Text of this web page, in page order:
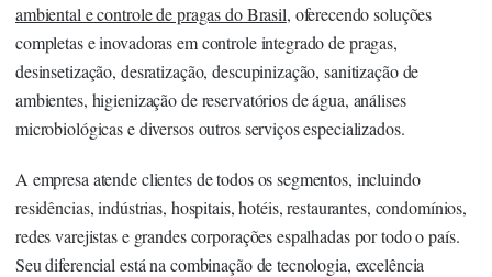
ambiental e controle de pragas do Brasil, oferecendo soluções
completas e inovadoras em controle integrado de pragas,
desinsetização, desratização, descupinização, sanitização de
ambientes, higienização de reservatórios de água, análises
microbiológicas e diversos outros serviços especializados.
A empresa atende clientes de todos os segmentos, incluindo
residências, indústrias, hospitais, hotéis, restaurantes, condomínios,
redes varejistas e grandes corporações espalhadas por todo o país.
Seu diferencial está na combinação de tecnologia, excelência